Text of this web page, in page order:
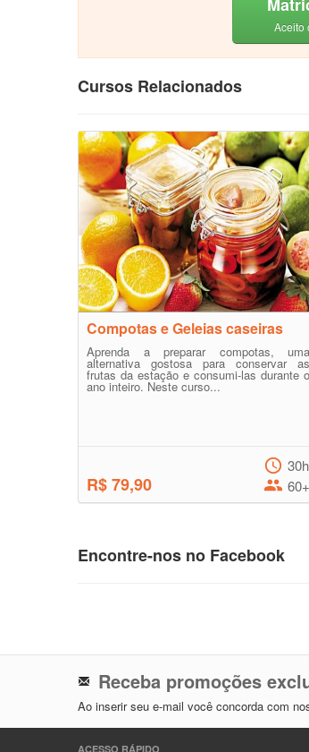
Aceito
Cursos Relacionados
Compotas e Geleias caseiras
Aprenda a preparar compotas, uma
alternativa gostosa para conservar as
frutas da estação e consumi-las durante o
ano inteiro. Neste curso...
R$ 79,90
30h
60+
Encontre-nos no Facebook
Receba promoções
Ao inserir seu e-mail você concorda com
ACESSO RÁPIDO